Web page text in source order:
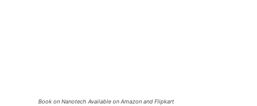
Book on Nanotech Available on Amazon and Flipkart